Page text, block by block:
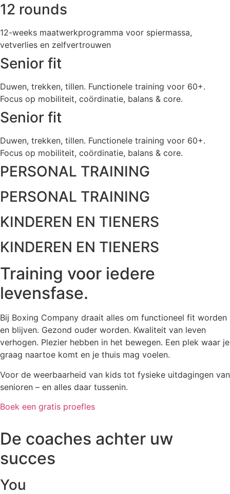
12 rounds
12-weeks maatwerkprogramma voor spiermassa,
vetverlies en zelfvertrouwen
Senior fit
Duwen, trekken, tillen. Functionele training voor 60+.
Focus op mobiliteit, coördinatie, balans & core.
Senior fit
Duwen, trekken, tillen. Functionele training voor 60+.
Focus op mobiliteit, coördinatie, balans & core.
PERSONAL TRAINING
PERSONAL TRAINING
KINDEREN EN TIENERS
KINDEREN EN TIENERS
Training voor iedere
levensfase.
Bij Boxing Company draait alles om functioneel fit worden
en blijven. Gezond ouder worden. Kwaliteit van leven
verhogen. Plezier hebben in het bewegen. Een plek waar je
graag naartoe komt en je thuis mag voelen.
Voor de weerbaarheid van kids tot fysieke uitdagingen van
senioren – en alles daar tussenin.
Boek een gratis proefles
De coaches achter uw
succes
You